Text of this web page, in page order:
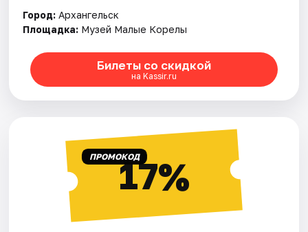
Город: Архангельск
Площадка: Музей Малые Корелы
Билеты со скидкой
на Kassir.ru
ПРОМОКОД17%